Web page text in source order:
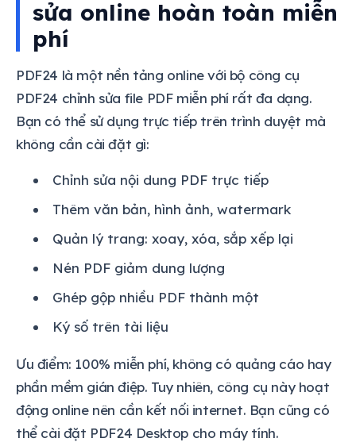
sửa online hoàn toàn miễn
phí
PDF24 là một nền tảng online với bộ công cụ
PDF24 chỉnh sửa file PDF miễn phí rất đa dạng.
Bạn có thể sử dụng trực tiếp trên trình duyệt mà
không cần cài đặt gì:
Chỉnh sửa nội dung PDF trực tiếp
Thêm văn bản, hình ảnh, watermark
Quản lý trang: xoay, xóa, sắp xếp lại
Nén PDF giảm dung lượng
Ghép gộp nhiều PDF thành một
Ký số trên tài liệu
Ưu điểm: 100% miễn phí, không có quảng cáo hay
phần mềm gián điệp. Tuy nhiên, công cụ này hoạt
động online nên cần kết nối internet. Bạn cũng có
thể cài đặt PDF24 Desktop cho máy tính.